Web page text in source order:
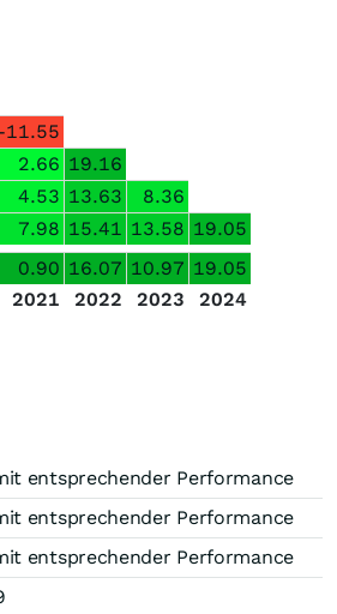
11.55
2.66 19.16
4.53 13.63
8.36
7.98 15.41 13.58 19.05
0.90 16.07 10.97 19.05
2021 2022 2023 2024
entsprechender Performance
entsprechender Performance
entsprechender Performance